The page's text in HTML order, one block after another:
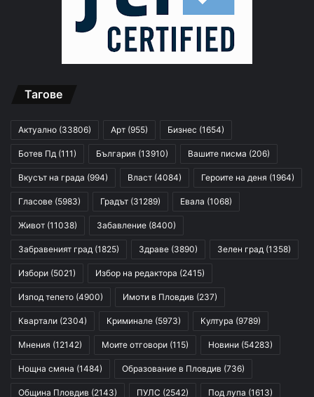
Тагове
Актуално (33806) Арт (955) Бизнес (1654)
Ботев Пд (111) България (13910) Вашите писма (206)
Вкусът на града (994) Власт (4084) Героите на деня (1964)
Гласове (5983) Градът (31289) Евала (1068)
Живот (11038) Забавление (8400)
Забравеният град (1825) Здраве (3890) Зелен град (1358)
Избори (5021) Избор на редактора (2415)
Изпод тепето (4900) Имоти в Пловдив (237)
Квартали (2304) Криминале (5973) Култура (9789)
Мнения (12142) Моите отговори (115) Новини (54283)
Нощна смяна (1484) Образование в Пловдив (736)
Община Пловдив (2143) ПУЛС (2542) Под лупа (1613)